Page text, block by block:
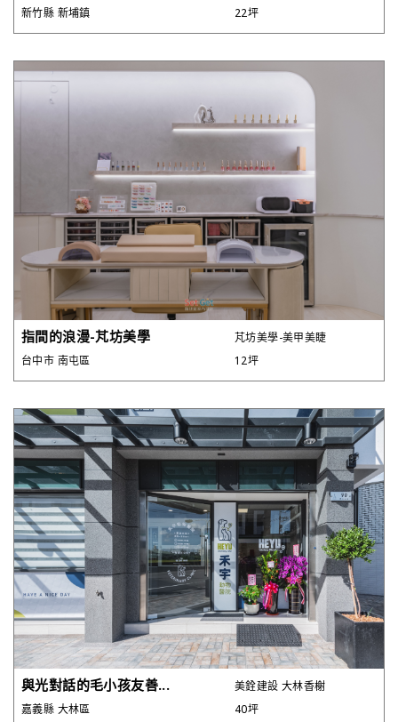
新竹縣 新埔鎮
22坪
指間的浪漫-芃坊美學
芃坊美學-美甲美睫
台中市 南屯區
12坪
與光對話的毛小孩友善...
美銓建設 大林香榭
嘉義縣 大林區
40坪